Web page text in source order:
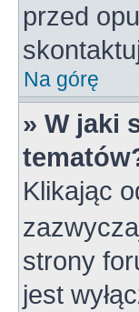
przed
Na górę
» W jaki
Klikając
strony
jest